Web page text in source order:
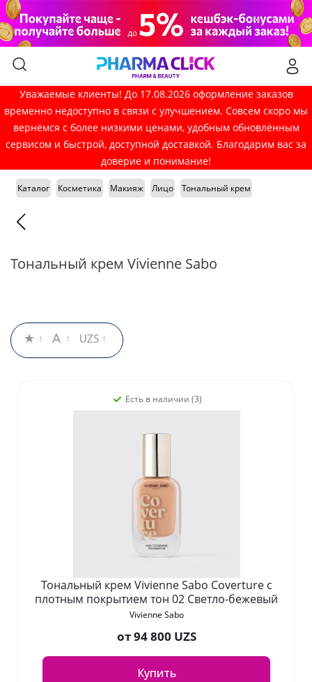
Уважаемые клиенты! До 17.08.2026 оформление заказов
временно недоступно в связи с улучшением. Совсем скоро мы
вернёмся с более низкими ценами, удобным обновлённым
сервисом и быстрой, доступной доставкой. Благодарим вас за
доверие и понимание!
Каталог Косметика Макияж Лицо Тональный крем
Тональный крем Vivienne Sabo
Есть в наличии (3)
Тональный крем Vivienne Sabo Coverture с
плотным покрытием тон 02 Светло-бежевый
Vivienne Sabo
от94 800 UZS
Купить